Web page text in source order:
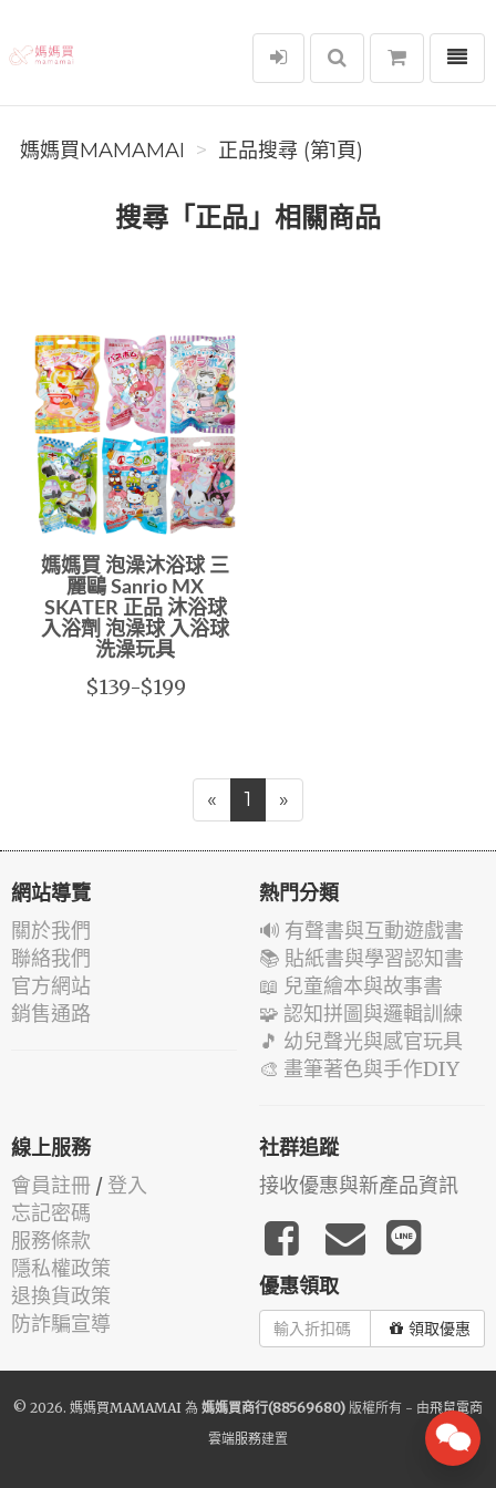
媽媽買MAMAMAI
選單
媽媽買MAMAMAI 正品搜尋 (第1頁)
搜尋「正品」相關商品
媽媽買 泡澡沐浴球 三
麗鷗 Sanrio MX
SKATER 正品 沐浴球
入浴劑 泡澡球 入浴球
洗澡玩具
$139-$199
« 1 »
網站導覽
關於我們
聯絡我們
官方網站
銷售通路
熱門分類
🔊 有聲書與互動遊戲書
📚 貼紙書與學習認知書
📖 兒童繪本與故事書
🧩 認知拼圖與邏輯訓練
🎵 幼兒聲光與感官玩具
🎨 畫筆著色與手作DIY
線上服務
會員註冊 / 登入
忘記密碼
服務條款
隱私權政策
退換貨政策
防詐騙宣導
社群追蹤
接收優惠與新產品資訊
優惠領取
領取優惠
© 2026. 媽媽買MAMAMAI 為 媽媽買商行(88569680) 版權所有 - 由飛鼠電商
雲端服務建置